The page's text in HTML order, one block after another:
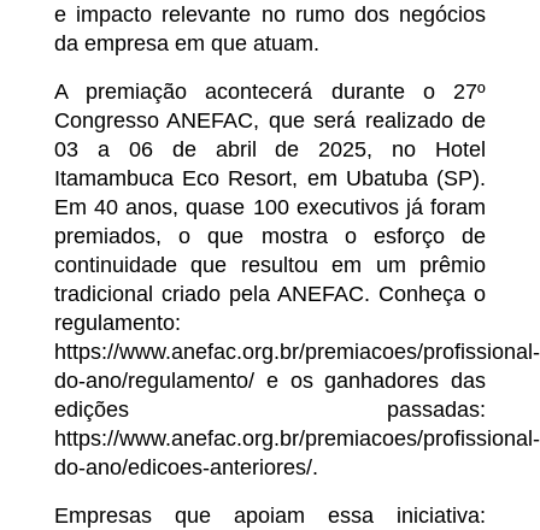
e impacto relevante no rumo dos negócios
da empresa em que atuam.
A premiação acontecerá durante o 27º
Congresso ANEFAC, que será realizado de
03 a 06 de abril de 2025, no Hotel
Itamambuca Eco Resort, em Ubatuba (SP).
Em 40 anos, quase 100 executivos já foram
premiados, o que mostra o esforço de
continuidade que resultou em um prêmio
tradicional criado pela ANEFAC. Conheça o
regulamento:
https://www.anefac.org.br/premiacoes/profissional-
do-ano/regulamento/ e os ganhadores das
edições passadas:
https://www.anefac.org.br/premiacoes/profissional-
do-ano/edicoes-anteriores/.
Empresas que apoiam essa iniciativa: